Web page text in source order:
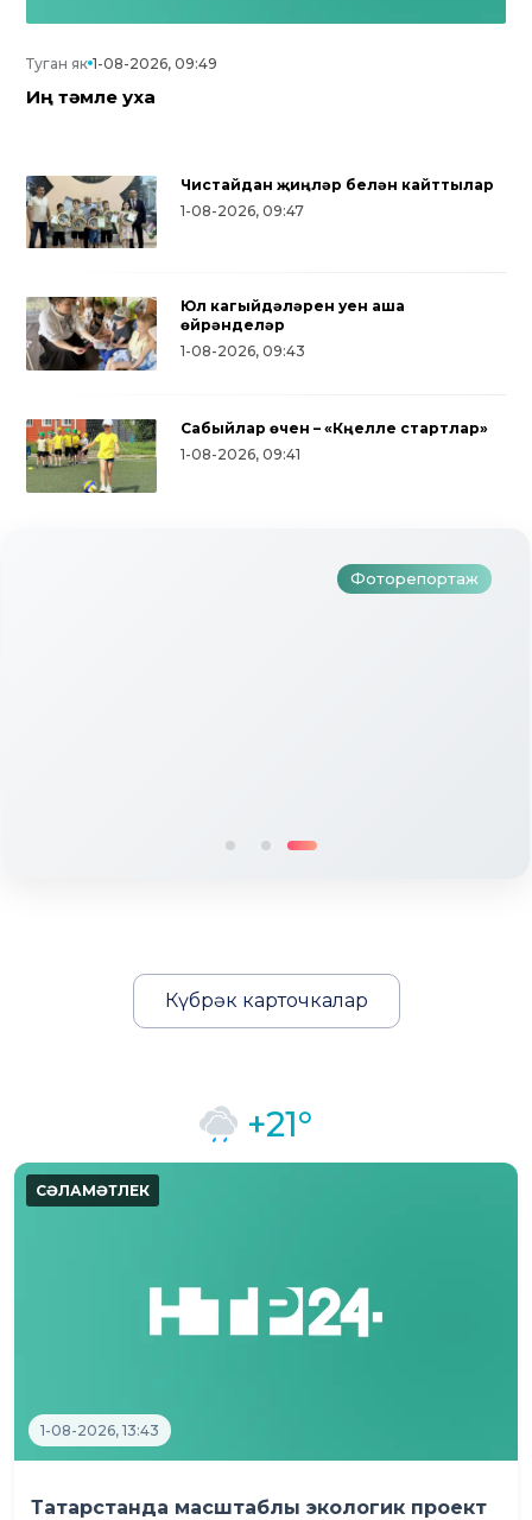
Туган як 1-08-2026, 09:49
Иң тәмле уха
Чистайдан җиңүләр белән кайттылар
1-08-2026, 09:47
Юл кагыйдәләрен уен аша
өйрәнделәр
1-08-2026, 09:43
Сабыйлар өчен – «Күңелле стартлар»
1-08-2026, 09:41
Фоторепортаж
Түбән Кама районында тугызынчы
тапкыр «Авылым хуҗабикәсе»
бәйгесе узды
Күбрәк карточкалар
+21°
1-08-2026, 13:43
Татарстанда масштаблы экологик проект